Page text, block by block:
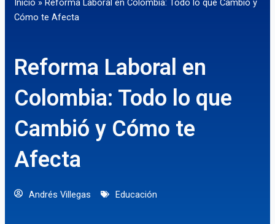
Inicio » Reforma Laboral en Colombia: Todo lo que Cambió y
Cómo te Afecta
Reforma Laboral en
Colombia: Todo lo que
Cambió y Cómo te
Afecta
Andrés Villegas Educación